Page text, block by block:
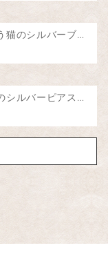
どろぼう猫のシルバーブローチ（ピンバッジ）
月と猫のシルバーピアス（アイオライト）